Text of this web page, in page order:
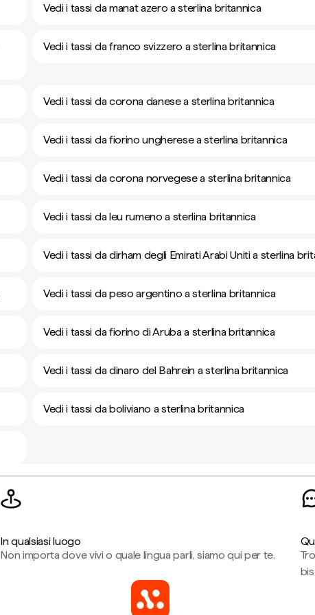
Vedi i tassi da manat azero a sterlina britannica
Vedi i tassi da franco svizzero a sterlina britannica
Vedi i tassi da corona danese a sterlina britannica
Vedi i tassi da fiorino ungherese a sterlina britannica
Vedi i tassi da corona norvegese a sterlina britannica
Vedi i tassi da leu rumeno a sterlina britannica
Vedi i tassi da dirham degli Emirati Arabi Uniti a sterlina
Vedi i tassi da peso argentino a sterlina britannica
Vedi i tassi da fiorino di Aruba a sterlina britannica
Vedi i tassi da dinaro del Bahrein a sterlina britannica
Vedi i tassi da boliviano a sterlina britannica
In qualsiasi luogo
Non importa dove vivi o quale lingua parli, siamo qui per te.